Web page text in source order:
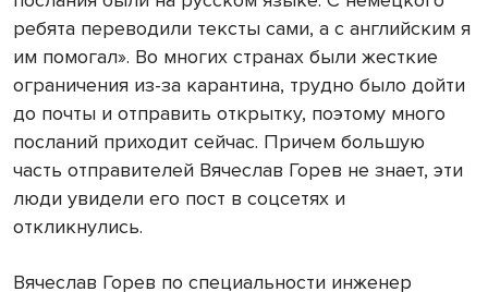
ребята переводили тексты сами, а с английским я
им помогал». Во многих странах были жесткие
ограничения из-за карантина, трудно было дойти
до почты и отправить открытку, поэтому много
посланий приходит сейчас. Причем большую
часть отправителей Вячеслав Горев не знает, эти
люди увидели его пост в соцсетях и
откликнулись.
Вячеслав Горев по специальности инженер